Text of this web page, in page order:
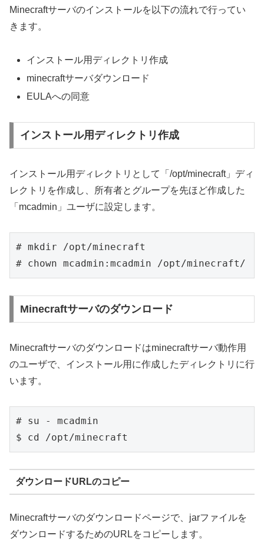
Minecraftサーバのインストールを以下の流れで行ってい
きます。
インストール用ディレクトリ作成
minecraftサーバダウンロード
EULAへの同意
インストール用ディレクトリ作成
インストール用ディレクトリとして「/opt/minecraft」ディ
レクトリを作成し、所有者とグループを先ほど作成した
「mcadmin」ユーザに設定します。
# mkdir /opt/minecraft
Minecraftサーバのダウンロード
Minecraftサーバのダウンロードはminecraftサーバ動作用
のユーザで、インストール用に作成したディレクトリに行
います。
# su - mcadmin
ダウンロードURLのコピー
Minecraftサーバのダウンロードページで、jarファイルを
ダウンロードするためのURLをコピーします。